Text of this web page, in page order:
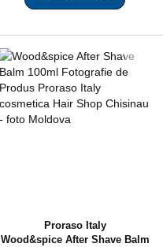
Proraso Italy
Wood&spice After Shave Balm